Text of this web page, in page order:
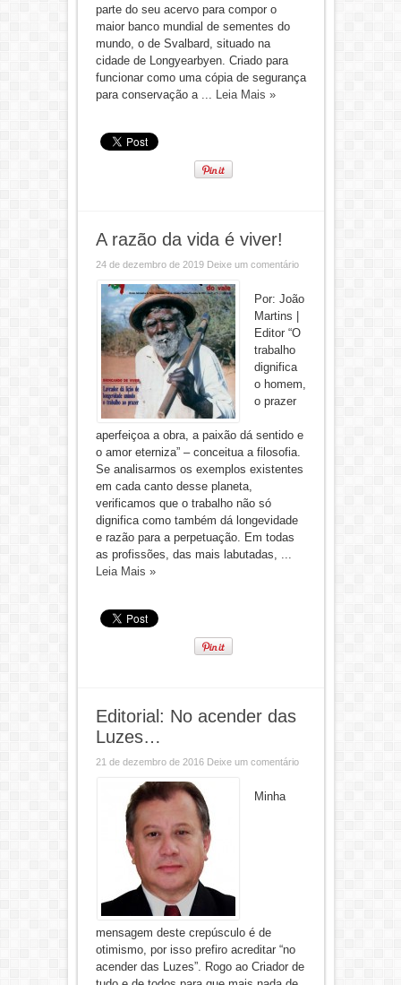
parte do seu acervo para compor o
maior banco mundial de sementes do
mundo, o de Svalbard, situado na
cidade de Longyearbyen. Criado para
funcionar como uma cópia de segurança
para conservação a ... Leia Mais »
A razão da vida é viver!
24 de dezembro de 2019 Deixe um comentário
Por: João
Martins |
Editor “O
trabalho
dignifica
o homem,
o prazer
aperfeiçoa a obra, a paixão dá sentido e
o amor eterniza” – conceitua a filosofia.
Se analisarmos os exemplos existentes
em cada canto desse planeta,
verificamos que o trabalho não só
dignifica como também dá longevidade
e razão para a perpetuação. Em todas
as profissões, das mais labutadas, ...
Leia Mais »
Editorial: No acender das
Luzes…
21 de dezembro de 2016 Deixe um comentário
Minha
mensagem deste crepúsculo é de
otimismo, por isso prefiro acreditar “no
acender das Luzes”. Rogo ao Criador de